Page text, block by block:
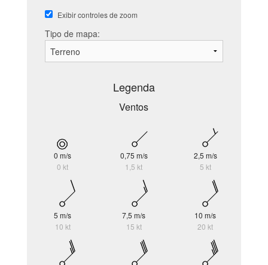
Exibir controles de zoom
Tipo de mapa:
Legenda
Ventos
0 m/s
0 kt
0,75 m/s
1,5 kt
2,5 m/s
5 kt
5 m/s
10 kt
7,5 m/s
15 kt
10 m/s
20 kt